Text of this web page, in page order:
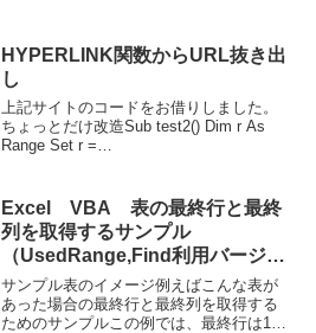
HYPERLINK関数からURL抜き出
し
上記サイトのコードをお借りしました。
ちょっとだけ改造Sub test2() Dim r As
Range Set r =
Excel VBA 表の最終行と最終
列を取得するサンプル
（UsedRange,Find利用バージョ
ン）
サンプル表のイメージ例えばこんな表が
あった場合の最終行と最終列を取得する
ためのサンプルこの例では、最終行は15